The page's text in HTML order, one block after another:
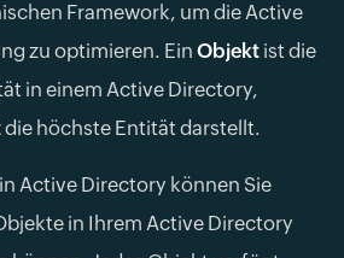
Framework, um die Active
zu optimieren. Ein Objekt ist die
in einem Active Directory,
die höchste Entität darstellt.
Active Directory können Sie
in Ihrem Active Directory